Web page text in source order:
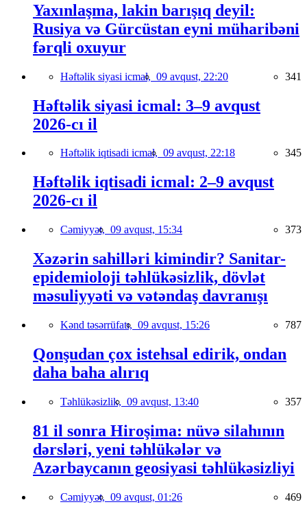
Yaxınlaşma, lakin barışıq deyil:
Rusiya və Gürcüstan eyni müharibəni
fərqli oxuyur
Həftəlik siyasi icmal, 09 avqust, 22:20 341
Həftəlik siyasi icmal: 3–9 avqust
2026-cı il
Həftəlik iqtisadi icmal, 09 avqust, 22:18 345
Həftəlik iqtisadi icmal: 2–9 avqust
2026-cı il
Cəmiyyət, 09 avqust, 15:34 373
Xəzərin sahilləri kimindir? Sanitar-
epidemioloji təhlükəsizlik, dövlət
məsuliyyəti və vətəndaş davranışı
Kənd təsərrüfatı, 09 avqust, 15:26 787
Qonşudan çox istehsal edirik, ondan
daha baha alırıq
Təhlükəsizlik, 09 avqust, 13:40 357
81 il sonra Hiroşima: nüvə silahının
dərsləri, yeni təhlükələr və
Azərbaycanın geosiyasi təhlükəsizliyi
Cəmiyyət, 09 avqust, 01:26 469